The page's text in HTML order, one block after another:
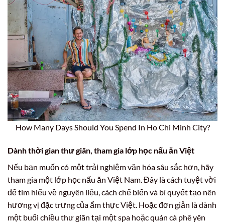
How Many Days Should You Spend In Ho Chi Minh City?
Dành thời gian thư giãn, tham gia lớp học nấu ăn Việt
Nếu bạn muốn có một trải nghiệm văn hóa sâu sắc hơn, hãy
tham gia một lớp học nấu ăn Việt Nam. Đây là cách tuyệt vời
để tìm hiểu về nguyên liệu, cách chế biến và bí quyết tạo nên
hương vị đặc trưng của ẩm thực Việt. Hoặc đơn giản là dành
một buổi chiều thư giãn tại một spa hoặc quán cà phê yên